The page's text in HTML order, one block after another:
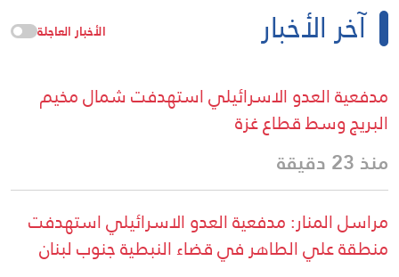
آخر الأخبار الأخبار العاجلة
مدفعية العدو الاسرائيلي استهدفت شمال مخيم
البريج وسط قطاع غزة
منذ 23 دقيقة
مراسل المنار: مدفعية العدو الاسرائيلي استهدفت
منطقة علي الطاهر في قضاء النبطية جنوب لبنان